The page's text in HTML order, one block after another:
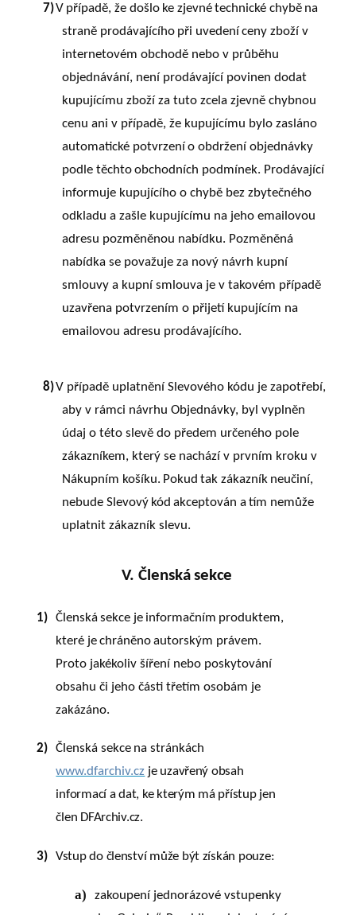
7)V případě, že došlo ke zjevné technické chybě na
straně prodávajícího při uvedení ceny zboží v
internetovém obchodě nebo v průběhu
objednávání, není prodávající povinen dodat
kupujícímu zboží za tuto zcela zjevně chybnou
cenu ani v případě, že kupujícímu bylo zasláno
automatické potvrzení o obdržení objednávky
podle těchto obchodních podmínek. Prodávající
informuje kupujícího o chybě bez zbytečného
odkladu a zašle kupujícímu na jeho emailovou
adresu pozměněnou nabídku. Pozměněná
nabídka se považuje za nový návrh kupní
smlouvy a kupní smlouva je v takovém případě
uzavřena potvrzením o přijetí kupujícím na
emailovou adresu prodávajícího.
8)V případě uplatnění Slevového kódu je zapotřebí,
aby v rámci návrhu Objednávky, byl vyplněn
údaj o této slevě do předem určeného pole
zákazníkem, který se nachází v prvním kroku v
Nákupním košíku. Pokud tak zákazník neučiní,
nebude Slevový kód akceptován a tím nemůže
uplatnit zákazník slevu.
V. Členská sekce
1) Členská sekce je informačním produktem,
které jechráněnoautorským právem.
Proto jakékoliv šíření nebo poskytování
obsahu či jeho části třetím osobám je
zakázáno.
2) Členská sekce na stránkách
www.dfarchiv.cz je uzavřený obsah
informací a dat, ke kterým má přístup jen
člen DFArchiv.cz.
3) Vstup do členství může být získán pouze:
a)
zakoupení jednorázové vstupenky